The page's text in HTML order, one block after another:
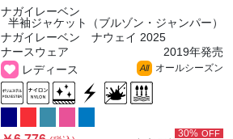
ナガイレーベン
半袖ジャケット（ブルゾン・ジャンパー）
ナガイレーベン ナウェイ 2025
ナースウェア
2019年発売
レディース
All オールシーズン
30% OFF